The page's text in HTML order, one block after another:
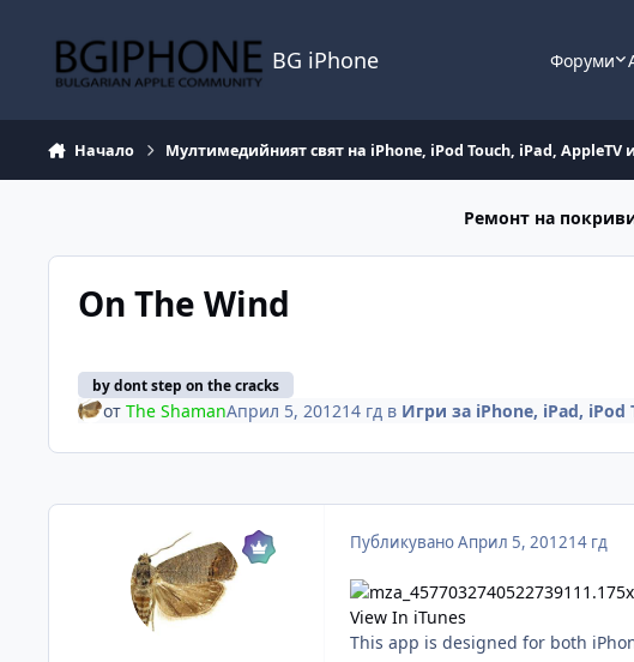
BG iPhone Форуми
Начало Мултимедийният свят на iPhone, iPod Touch, iPad, AppleTV
Ремонт на
On The Wind
by dont step on the cracks
от The ShamanАприл 5, 201214 гдв Игри за iPhone, iPad, iPod
ПубликуваноАприл 5, 201214 гд
View In iTunes
This app is designed for both